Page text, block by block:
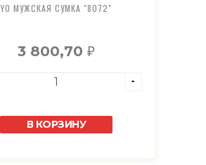
YO МУЖСКАЯ СУМКА "8072"
3 800,70 ₽
В КОРЗИНУ